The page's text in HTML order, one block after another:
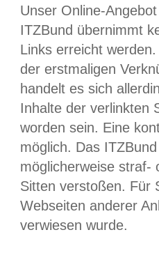
Unser Online-
ITZBund übernimmt
Links erreicht
der erstmaligen
handelt es sich
Inhalte der verlinkten
worden sein. Eine
möglich. Das
möglicherweise straf-
Sitten verstoßen. Für
Webseiten anderer
verwiesen wurde.